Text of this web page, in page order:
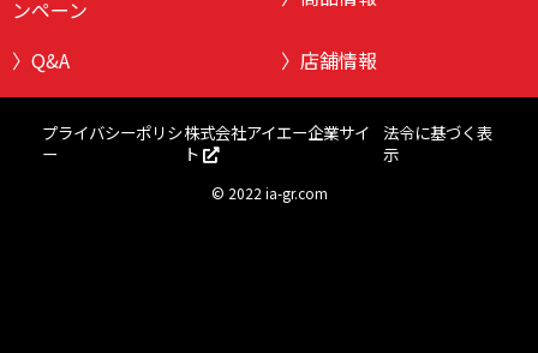
ンペーン
Q&A 店舗情報
プライバシーポリシ
ー
株式会社アイエー企業サイ
ト
法令に基づく表
示
© 2022 ia-gr.com